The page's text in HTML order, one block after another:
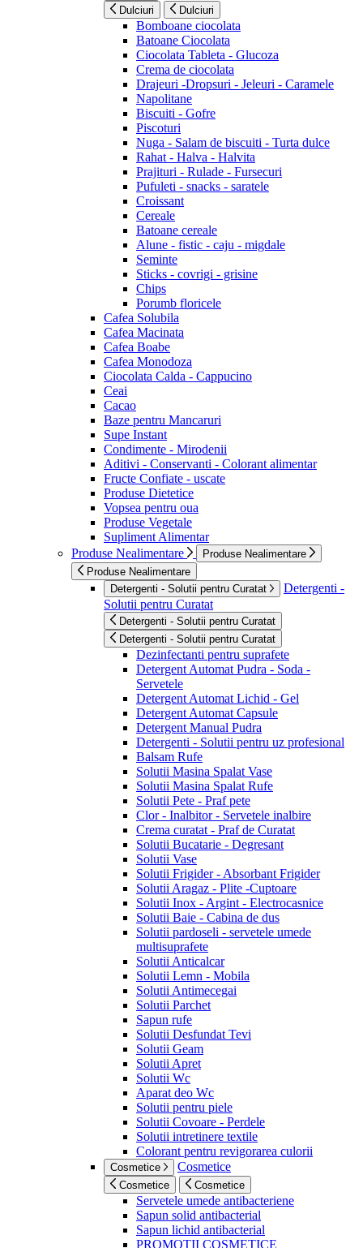
Dulciuri Dulciuri
Bomboane ciocolata
Batoane Ciocolata
Ciocolata Tableta - Glucoza
Crema de ciocolata
Drajeuri -Dropsuri - Jeleuri - Caramele
Napolitane
Biscuiti - Gofre
Piscoturi
Nuga - Salam de biscuiti - Turta dulce
Rahat - Halva - Halvita
Prajituri - Rulade - Fursecuri
Pufuleti - snacks - saratele
Croissant
Cereale
Batoane cereale
Alune - fistic - caju - migdale
Seminte
Sticks - covrigi - grisine
Chips
Porumb floricele
Cafea Solubila
Cafea Macinata
Cafea Boabe
Cafea Monodoza
Ciocolata Calda - Cappucino
Ceai
Cacao
Baze pentru Mancaruri
Supe Instant
Condimente - Mirodenii
Aditivi - Conservanti - Colorant alimentar
Fructe Confiate - uscate
Produse Dietetice
Vopsea pentru oua
Produse Vegetale
Supliment Alimentar
Produse Nealimentare
Produse Nealimentare
Produse Nealimentare
Detergenti - Solutii pentru Curatat
Detergenti -
Solutii pentru Curatat
Detergenti - Solutii pentru Curatat
Detergenti - Solutii pentru Curatat
Dezinfectanti pentru suprafete
Detergent Automat Pudra - Soda -
Servetele
Detergent Automat Lichid - Gel
Detergent Automat Capsule
Detergent Manual Pudra
Detergenti - Solutii pentru uz profesional
Balsam Rufe
Solutii Masina Spalat Vase
Solutii Masina Spalat Rufe
Solutii Pete - Praf pete
Clor - Inalbitor - Servetele inalbire
Crema curatat - Praf de Curatat
Solutii Bucatarie - Degresant
Solutii Vase
Solutii Frigider - Absorbant Frigider
Solutii Aragaz - Plite -Cuptoare
Solutii Inox - Argint - Electrocasnice
Solutii Baie - Cabina de dus
Solutii pardoseli - servetele umede
multisuprafete
Solutii Anticalcar
Solutii Lemn - Mobila
Solutii Antimecegai
Solutii Parchet
Sapun rufe
Solutii Desfundat Tevi
Solutii Geam
Solutii Apret
Solutii Wc
Aparat deo Wc
Solutii pentru piele
Solutii Covoare - Perdele
Solutii intretinere textile
Colorant pentru revigorarea culorii
Cosmetice Cosmetice
Cosmetice Cosmetice
Servetele umede antibacteriene
Sapun solid antibacterial
Sapun lichid antibacterial
PROMOTII COSMETICE